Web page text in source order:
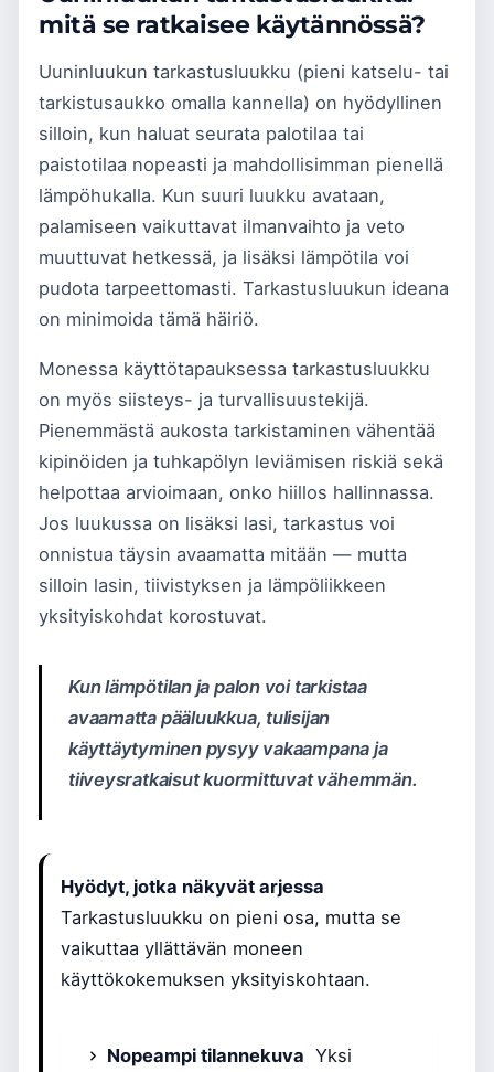
mitä se ratkaisee käytännössä?
Uuninluukun tarkastusluukku (pieni katselu- tai
tarkistusaukko omalla kannella) on hyödyllinen
silloin, kun haluat seurata palotilaa tai
paistotilaa nopeasti ja mahdollisimman pienellä
lämpöhukalla. Kun suuri luukku avataan,
palamiseen vaikuttavat ilmanvaihto ja veto
muuttuvat hetkessä, ja lisäksi lämpötila voi
pudota tarpeettomasti. Tarkastusluukun ideana
on minimoida tämä häiriö.
Monessa käyttötapauksessa tarkastusluukku
on myös siisteys- ja turvallisuustekijä.
Pienemmästä aukosta tarkistaminen vähentää
kipinöiden ja tuhkapölyn leviämisen riskiä sekä
helpottaa arvioimaan, onko hiillos hallinnassa.
Jos luukussa on lisäksi lasi, tarkastus voi
onnistua täysin avaamatta mitään — mutta
silloin lasin, tiivistyksen ja lämpöliikkeen
yksityiskohdat korostuvat.
Kun lämpötilan ja palon voi tarkistaa
avaamatta pääluukkua, tulisijan
käyttäytyminen pysyy vakaampana ja
tiiveysratkaisut kuormittuvat vähemmän.
Hyödyt, jotka näkyvät arjessa
Tarkastusluukku on pieni osa, mutta se
vaikuttaa yllättävän moneen
käyttökokemuksen yksityiskohtaan.
Nopeampi tilannekuva Yksi